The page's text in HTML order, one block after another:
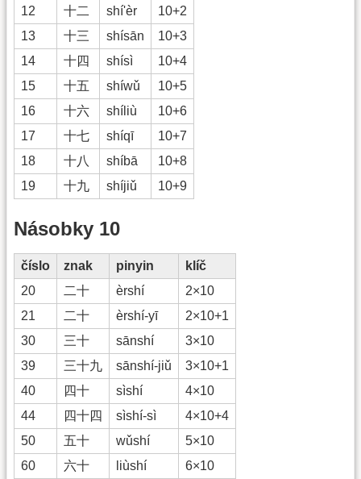
12
十二 shí'èr
10+2
13
十三 shísān
10+3
14
十四 shísì
10+4
15
十五 shíwǔ
10+5
16
十六 shíliù
10+6
17
十七 shíqī
10+7
18
十八 shíbā
10+8
19
十九 shíjiǔ 10+9
Násobky 10
číslo znak pinyin
klíč
20
二十 èrshí
2×10
21
二十 èrshí-yī
2×10+1
30
三十 sānshí
3×10
39
三十九 sānshí-jiǔ
3×10+1
40
四十 sìshí
4×10
44
四十四 sìshí-sì
4×10+4
50
五十 wǔshí
5×10
60
六十 liùshí 6×10